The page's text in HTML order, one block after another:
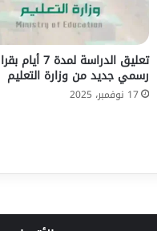
تعليق الدراسة لمدة 7 أيام
رسمي جديد من وزارة التعليم
17 نوفمبر، 2025